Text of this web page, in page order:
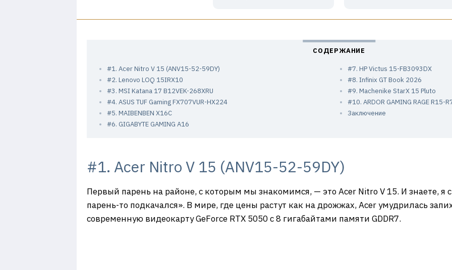
#1. Acer Nitro V 15 (ANV15-52-59DY)
#2. Lenovo LOQ 15IRX10
#3. MSI Katana 17 B12VEK-268XRU
#4. ASUS TUF Gaming FX707VUR-HX224
#5. MAIBENBEN X16C
#6. GIGABYTE GAMING A16
#7. HP Victus 15-FB3093DX
#8. Infinix GT Book 2026
#9. Machenike StarX 15 Pluto
#10. ARDOR GAMING RAGE R15-
Заключение
#1. Acer Nitro V 15 (ANV15-52-59DY)
Первый парень на районе, с которым мы знакомимся, — это Acer Nitro V 15. И знаете,
парень-то подкачался». В мире, где цены растут как на дрожжах, Acer умудрилась
современную видеокарту GeForce RTX 5050 с 8 гигабайтами памяти GDDR7.